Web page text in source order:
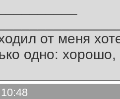
от меня
одно: